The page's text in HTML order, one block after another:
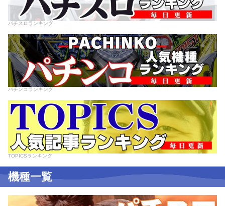
パチスロランキング
パチンコランキング
TOPICSランキング
機種一覧